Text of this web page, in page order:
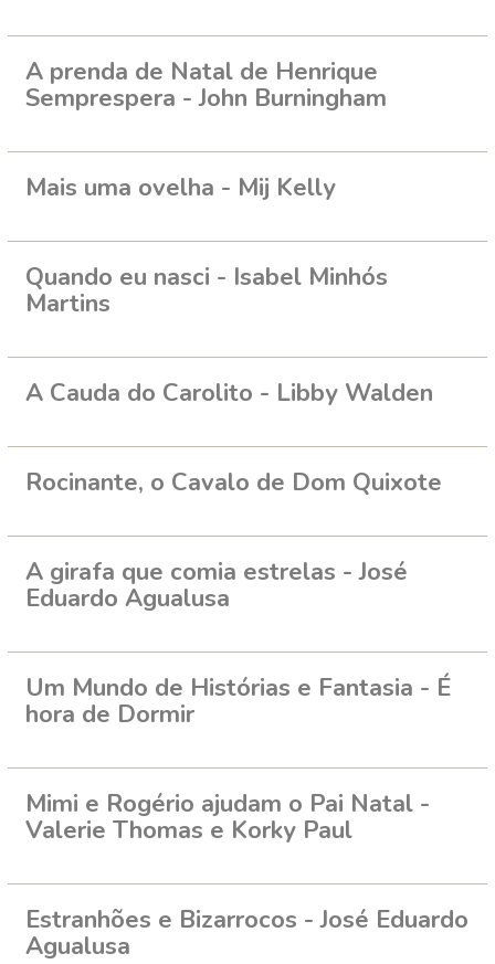
A prenda de Natal de Henrique
Semprespera - John Burningham
Mais uma ovelha - Mij Kelly
Quando eu nasci - Isabel Minhós
Martins
A Cauda do Carolito - Libby Walden
Rocinante, o Cavalo de Dom Quixote
A girafa que comia estrelas - José
Eduardo Agualusa
Um Mundo de Histórias e Fantasia - É
hora de Dormir
Mimi e Rogério ajudam o Pai Natal -
Valerie Thomas e Korky Paul
Estranhões e Bizarrocos - José Eduardo
Agualusa